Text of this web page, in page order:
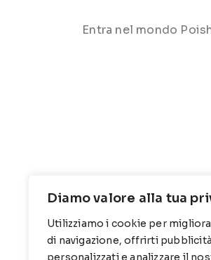
Diamo valore alla tua
Utilizziamo i cookie per
di navigazione, offrirti
personalizzati e analizzare il
Entra nel mondo
CONTATTI